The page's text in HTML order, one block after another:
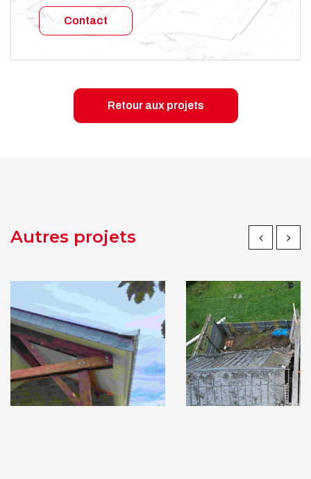
Contact
Retour aux projets
Autres projets